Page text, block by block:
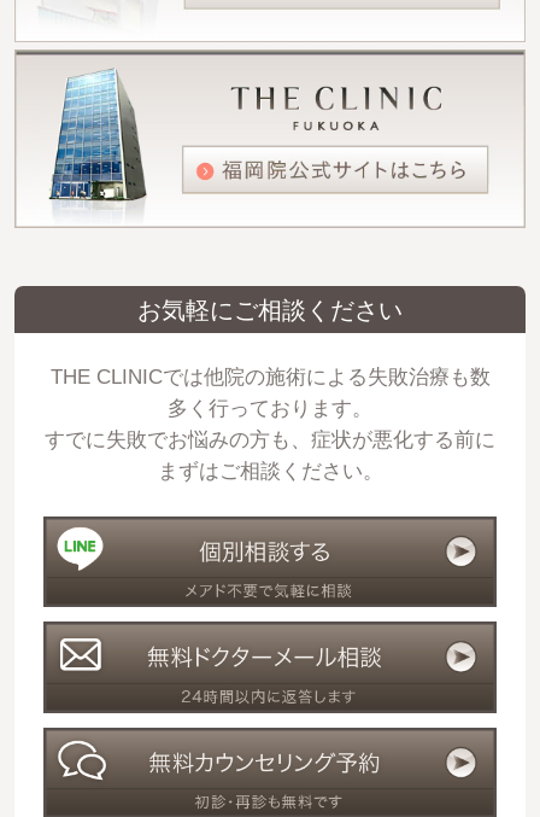
お気軽にご相談ください
THE CLINICでは他院の施術による失敗治療も数
多く行っております。
すでに失敗でお悩みの方も、症状が悪化する前に
まずはご相談ください。